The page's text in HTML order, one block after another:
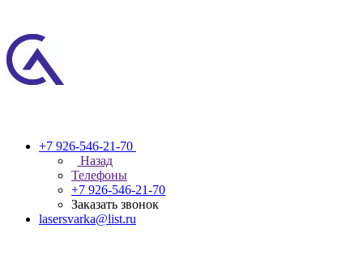
+7 926-546-21-70
Назад
Телефоны
+7 926-546-21-70
Заказать звонок
lasersvarka@list.ru